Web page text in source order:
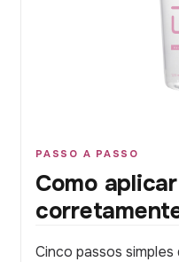
PASSO A PASSO
Como
Cinco passos